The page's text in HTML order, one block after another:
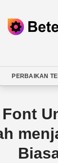
CATEGORY
PERBAIKAN